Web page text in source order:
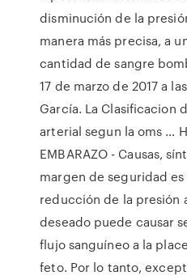
disminución de la
manera más precisa, a
cantidad de sangre
17 de marzo de 2017 a
García. La Clasificacion
arterial segun la oms …
EMBARAZO - Causas,
margen de seguridad
reducción de la presión
deseado puede causar
flujo sanguíneo a la
feto. Por lo tanto,